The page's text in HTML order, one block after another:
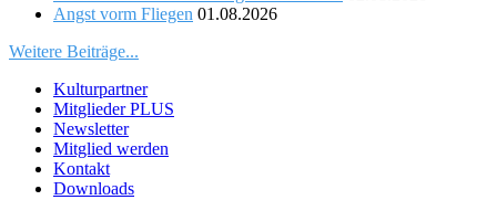
Angst vorm Fliegen 01.08.2026
Weitere Beiträge...
Kulturpartner
Mitglieder PLUS
Newsletter
Mitglied werden
Kontakt
Downloads